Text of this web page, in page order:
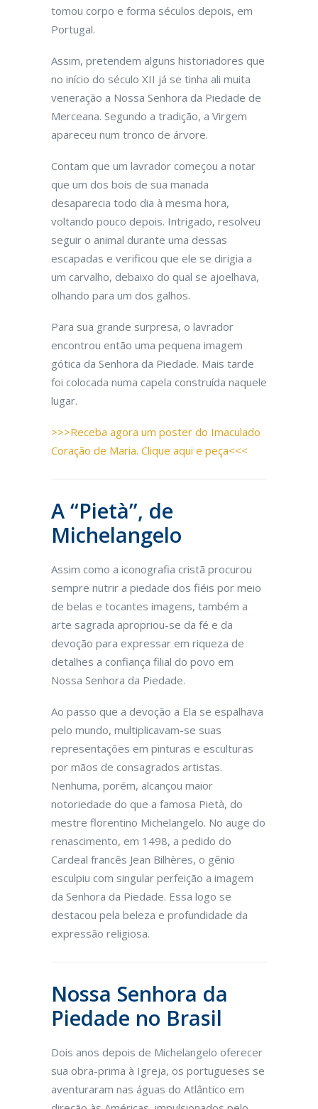
tomou corpo e forma séculos depois, em
Portugal.
Assim, pretendem alguns historiadores que
no início do século XII já se tinha ali muita
veneração a Nossa Senhora da Piedade de
Merceana. Segundo a tradição, a Virgem
apareceu num tronco de árvore.
Contam que um lavrador começou a notar
que um dos bois de sua manada
desaparecia todo dia à mesma hora,
voltando pouco depois. Intrigado, resolveu
seguir o animal durante uma dessas
escapadas e verificou que ele se dirigia a
um carvalho, debaixo do qual se ajoelhava,
olhando para um dos galhos.
Para sua grande surpresa, o lavrador
encontrou então uma pequena imagem
gótica da Senhora da Piedade. Mais tarde
foi colocada numa capela construída naquele
lugar.
>>>Receba agora um poster do Imaculado
Coração de Maria. Clique aqui e peça<<<
A “Pietà”, de
Michelangelo
Assim como a iconografia cristã procurou
sempre nutrir a piedade dos fiéis por meio
de belas e tocantes imagens, também a
arte sagrada apropriou-se da fé e da
devoção para expressar em riqueza de
detalhes a confiança filial do povo em
Nossa Senhora da Piedade.
Ao passo que a devoção a Ela se espalhava
pelo mundo, multiplicavam-se suas
representações em pinturas e esculturas
por mãos de consagrados artistas.
Nenhuma, porém, alcançou maior
notoriedade do que a famosa Pietà, do
mestre florentino Michelangelo. No auge do
renascimento, em 1498, a pedido do
Cardeal francês Jean Bilhères, o gênio
esculpiu com singular perfeição a imagem
da Senhora da Piedade. Essa logo se
destacou pela beleza e profundidade da
expressão religiosa.
Nossa Senhora da
Piedade no Brasil
Dois anos depois de Michelangelo oferecer
sua obra-prima à Igreja, os portugueses se
aventuraram nas águas do Atlântico em